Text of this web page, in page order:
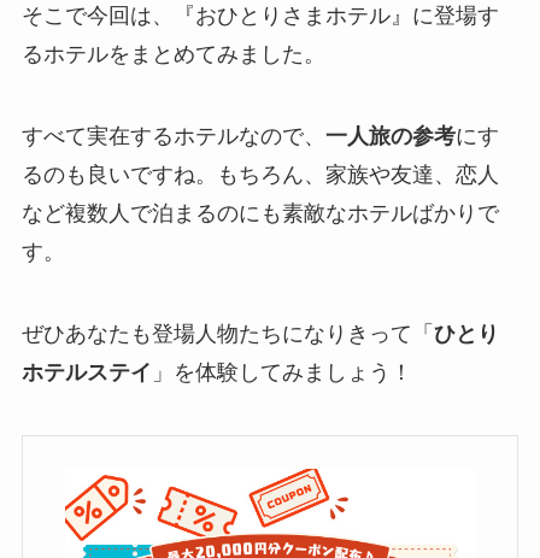
そこで今回は、『おひとりさまホテル』に登場す
るホテルをまとめてみました。
すべて実在するホテルなので、 一人旅の参考にす
るのも良いですね。もちろん、家族や友達、恋人
など複数人で泊まるのにも素敵なホテルばかりで
す。
ぜひあなたも登場人物たちになりきって「 ひとり
ホテルステイ 」を体験してみましょう！